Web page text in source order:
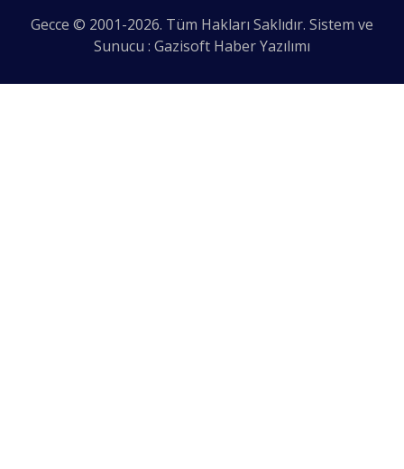
Gecce © 2001-2026. Tüm Hakları Saklıdır. Sistem ve
Sunucu : Gazisoft Haber Yazılımı